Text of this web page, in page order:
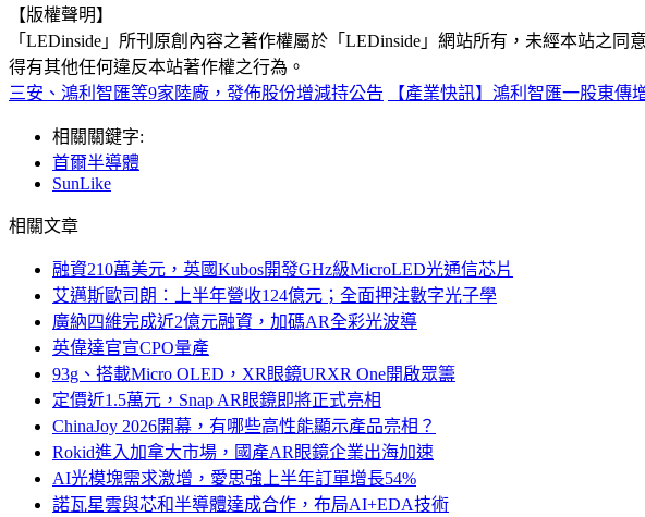
【版權聲明】
「LEDinside」所刊原創內容之著作權屬於「LEDinside」網站所有，未經本站之
得有其他任何違反本站著作權之行為。
三安、鴻利智匯等9家陸廠，發佈股份增減持公告
【產業快訊】鴻利智匯一股東傳
相關關鍵字:
首爾半導體
SunLike
相關文章
融資210萬美元，英國Kubos開發GHz級MicroLED光通信芯片
艾邁斯歐司朗：上半年營收124億元；全面押注數字光子學
廣納四維完成近2億元融資，加碼AR全彩光波導
英偉達官宣CPO量產
93g、搭載Micro OLED，XR眼鏡URXR One開啟眾籌
定價近1.5萬元，Snap AR眼鏡即將正式亮相
ChinaJoy 2026開幕，有哪些高性能顯示產品亮相？
Rokid進入加拿大市場，國產AR眼鏡企業出海加速
AI光模塊需求激增，愛思強上半年訂單增長54%
諾瓦星雲與芯和半導體達成合作，布局AI+EDA技術